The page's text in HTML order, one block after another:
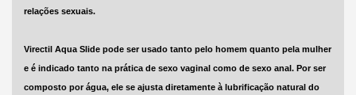
relações sexuais.
Virectil Aqua Slidepode ser usado tanto pelo homem quanto pela mulher
e é indicado tanto na prática de sexo vaginal como de sexo anal . Por ser
composto por água, ele se ajusta diretamente à lubrificação natural do